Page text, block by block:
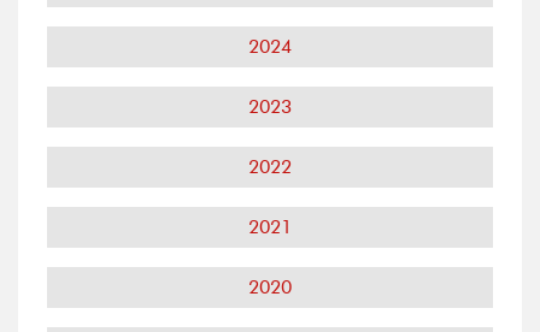
2024
2023
2022
2021
2020